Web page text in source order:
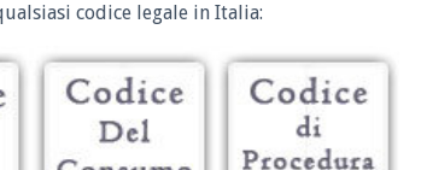
codice legale in Italia: